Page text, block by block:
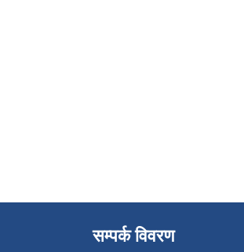
सम्पर्क विवरण